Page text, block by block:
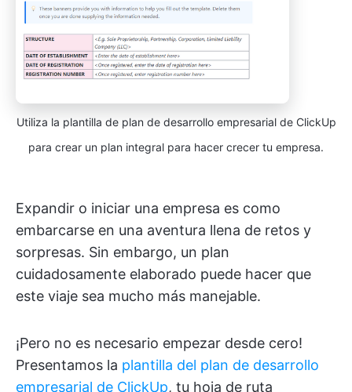
Utiliza la plantilla de plan de desarrollo empresarial de ClickUp
para crear un plan integral para hacer crecer tu empresa.
Expandir o iniciar una empresa es como
embarcarse en una aventura llena de retos y
sorpresas. Sin embargo, un plan
cuidadosamente elaborado puede hacer que
este viaje sea mucho más manejable.
¡Pero no es necesario empezar desde cero!
Presentamos la plantilla del plan de desarrollo
empresarial de ClickUp, tu hoja de ruta